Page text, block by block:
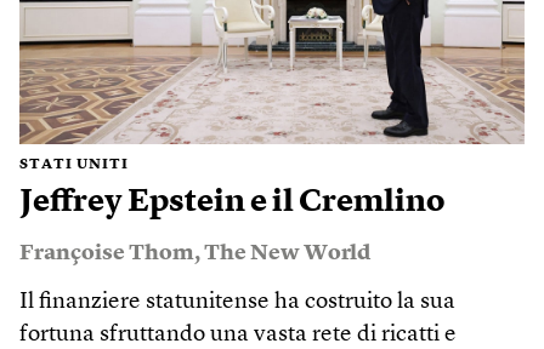
STATI UNITI
Jeffrey Epstein e il Cremlino
Françoise Thom,The New World
Il finanziere statunitense ha costruito la sua
fortuna sfruttando una vasta rete di ricatti e